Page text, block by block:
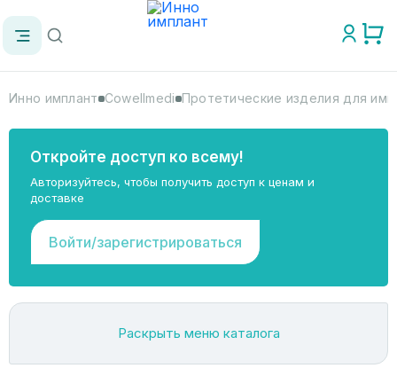
Инно имплант Cowellmedi Протетические изделия для
Откройте доступ ко всему!
Авторизуйтесь, чтобы получить доступ к ценам и
доставке
Войти/зарегистрироваться
Раскрыть меню каталога